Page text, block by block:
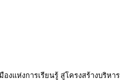
องแห่งการเรียนรู้ สู่โครงสร้างบริหาร